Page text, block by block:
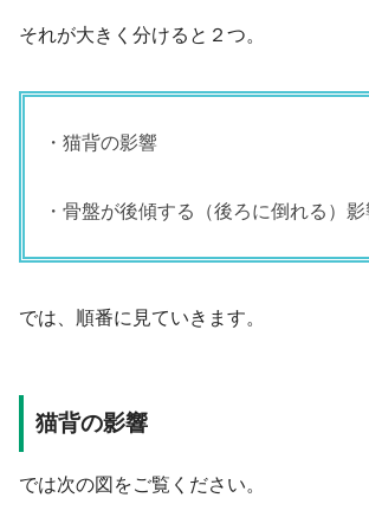
それが大きく分けると２つ。
・猫背の影響
・骨盤が後傾する（後ろに倒れる）
では、順番に見ていきます。
猫背の影響
では次の図をご覧ください。